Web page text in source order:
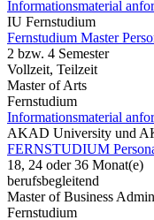
Informationsmaterial
IU Fernstudium
Fernstudium Master
2 bzw. 4 Semester
Vollzeit, Teilzeit
Master of Arts
Fernstudium
Informationsmaterial
AKAD University und
FERNSTUDIUM
18, 24 oder 36 Monat(e)
berufsbegleitend
Master of Business
Fernstudium